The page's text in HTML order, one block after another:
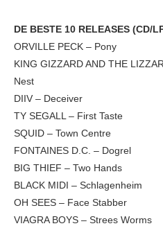
DE BESTE 10 RELEASES (CD/
ORVILLE PECK – Pony
KING GIZZARD AND THE
Nest
DIIV – Deceiver
TY SEGALL – First Taste
SQUID – Town Centre
FONTAINES D.C. – Dogrel
BIG THIEF – Two Hands
BLACK MIDI – Schlagenheim
OH SEES – Face Stabber
VIAGRA BOYS – Strees Worms